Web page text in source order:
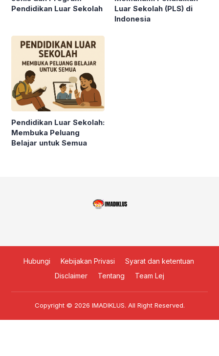
Pendidikan Luar Sekolah
Luar Sekolah (PLS) di
Indonesia
Pendidikan Luar Sekolah:
Membuka Peluang
Belajar untuk Semua
Hubungi Kebijakan Privasi
Syarat dan ketentuan
Disclaimer
Tentang Team Lej
Copyright © 2026 IMADIKLUS. All Right Reserved.